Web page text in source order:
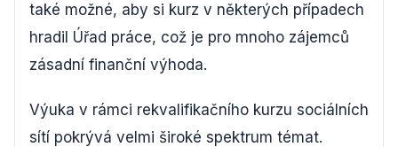
také možné, aby si kurz v některých případech
hradil Úřad práce, což je pro mnoho zájemců
zásadní finanční výhoda.
Výuka v rámci rekvalifikačního kurzu sociálních
sítí pokrývá velmi široké spektrum témat.